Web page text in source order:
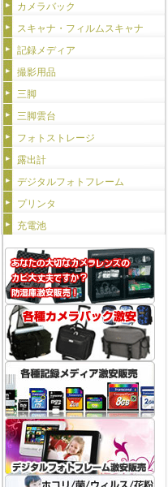
カメラバック
スキャナ・フィルムスキャナ
記録メディア
撮影用品
三脚
三脚雲台
フォトストレージ
露出計
デジタルフォトフレーム
プリンタ
充電池